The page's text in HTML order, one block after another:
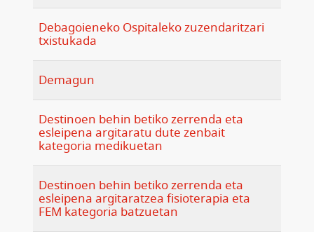
Debagoieneko Ospitaleko zuzendaritzari
txistukada
Demagun
Destinoen behin betiko zerrenda eta
esleipena argitaratu dute zenbait
kategoria medikuetan
Destinoen behin betiko zerrenda eta
esleipena argitaratzea fisioterapia eta
FEM kategoria batzuetan